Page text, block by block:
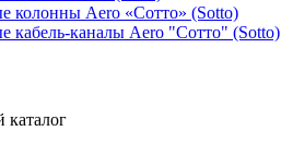
колонны Aero «Сотто» (Sotto)
кабель-каналы Aero "Сотто" (Sotto)
каталог